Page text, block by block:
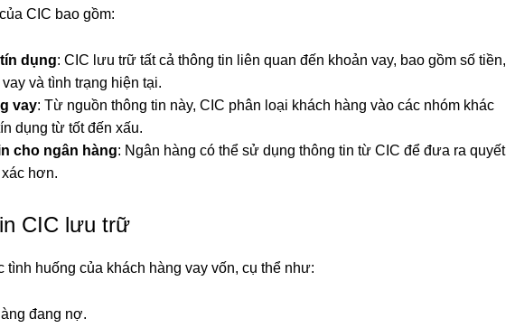
CIC bao gồm:
dụng: CIC lưu trữ tất cả thông tin liên quan đến khoản vay, bao gồm số tiền,
và tình trạng hiện tại.
vay: Từ nguồn thông tin này, CIC phân loại khách hàng vào các nhóm khác
dụng từ tốt đến xấu.
cho ngân hàng: Ngân hàng có thể sử dụng thông tin từ CIC để đưa ra quyết
hơn.
CIC lưu trữ
huống của khách hàng vay vốn, cụ thể như:
đang nợ.